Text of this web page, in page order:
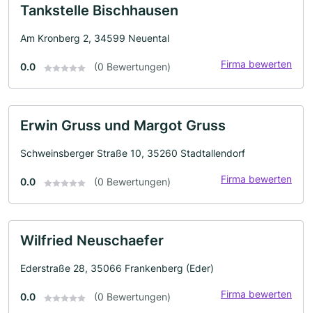
Tankstelle Bischhausen
Am Kronberg 2, 34599 Neuental
0.0 (0 Bewertungen) Firma bewerten
Erwin Gruss und Margot Gruss
Schweinsberger Straße 10, 35260 Stadtallendorf
0.0 (0 Bewertungen) Firma bewerten
Wilfried Neuschaefer
Ederstraße 28, 35066 Frankenberg (Eder)
0.0 (0 Bewertungen) Firma bewerten